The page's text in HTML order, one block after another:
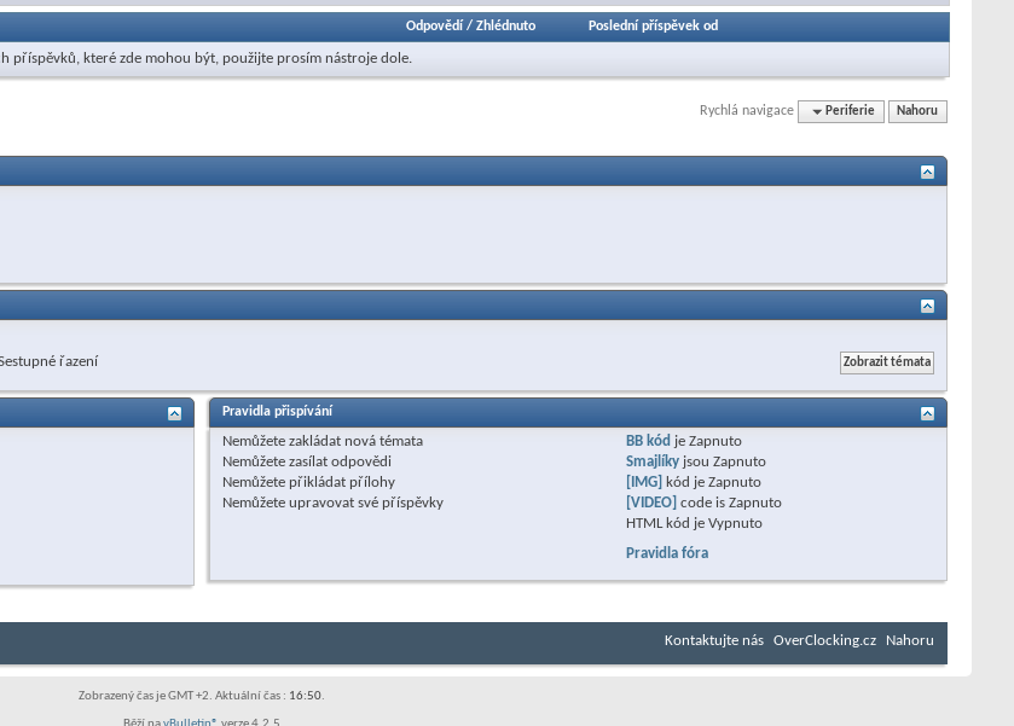
Odpovědí/ Zhlédnuto Poslední příspěvek od
příspěvků, které zde mohou být, použijte prosím nástroje dole.
Rychlá navigace Periferie Nahoru
řazení
Pravidla přispívání
Nemůžete zakládat nová témata
Nemůžete zasílat odpovědi
Nemůžete přikládat přílohy
Nemůžete upravovat své příspěvky
BB kód jeZapnuto
Smajlíky jsouZapnuto
[IMG] kód jeZapnuto
[VIDEO] code isZapnuto
HTML kód jeVypnuto
Pravidla fóra
Kontaktujte nás OverClocking.cz Nahoru
Zobrazený čas je GMT +2. Aktuální čas : 16:50.